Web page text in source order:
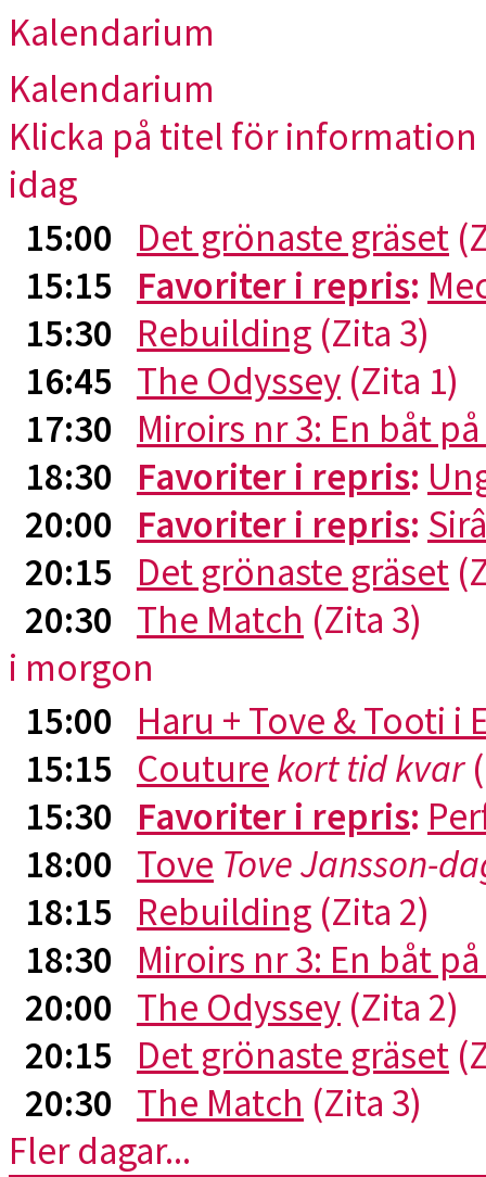
Kalendarium
Kalendarium
Klicka på titel för
idag
15:00 Det grönaste gräset
15:15 Favoriter i repris:
15:30 Rebuilding (Zita 3)
16:45 The Odyssey (Zita 1)
17:30 Miroirs nr 3: En båt
18:30 Favoriter i repris:
20:00 Favoriter i repris:
20:15 Det grönaste gräset
20:30 The Match (Zita 3)
i morgon
15:00 Haru + Tove & Tooti i
15:15 Couture kort tid kvar
15:30 Favoriter i repris:
18:00 Tove Tove Jansson-
18:15 Rebuilding (Zita 2)
18:30 Miroirs nr 3: En båt
20:00 The Odyssey (Zita 2)
20:15 Det grönaste gräset
20:30 The Match (Zita 3)
Fler dagar...